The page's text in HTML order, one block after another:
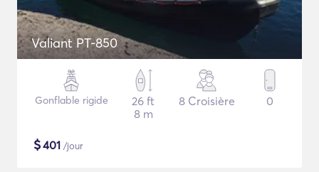
Valiant PT-850
Gonflable rigide
26 ft
8 m
8 Croisière 0
$401 /jour